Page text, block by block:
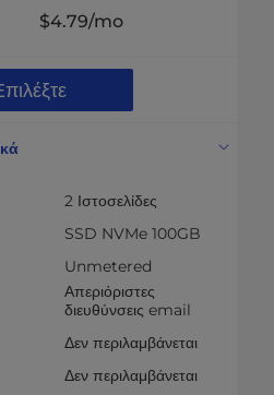
$4.79/mo
2 Ιστοσελίδες
SSD NVMe 100GB
Unmetered
Απεριόριστες
διευθύνσεις email
Δεν περιλαμβάνεται
Δεν περιλαμβάνεται